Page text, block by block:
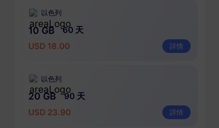
以色列
10 GB
60 天
USD 18.00
詳情
以色列
20 GB
90 天
USD 23.90
詳情